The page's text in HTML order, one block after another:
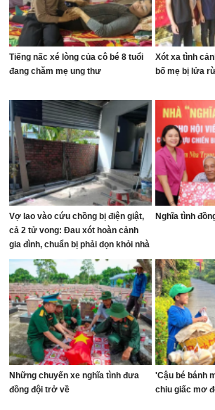
Tiếng nấc xé lòng của cô bé 8 tuổi
đang chăm mẹ ung thư
Xót xa tình
bố mẹ bị lửa
Vợ lao vào cứu chồng bị điện giật,
cả 2 tử vong: Đau xót hoàn cảnh
gia đình, chuẩn bị phải dọn khỏi nhà
Nghĩa tình
Những chuyến xe nghĩa tình đưa
đồng đội trở về
'Cậu bé bánh
chiu giấc mơ